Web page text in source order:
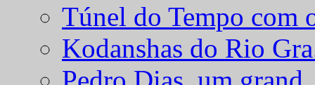
Túnel do Tempo com
Kodanshas do Rio